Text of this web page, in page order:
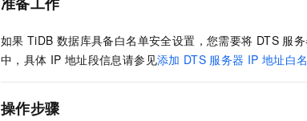
如果 TiDB 数据库具备白名单安全设置，您需要将 DTS 服
中，具体 IP 地址段信息请参见添加 DTS 服务器 IP 地址白
操作步骤